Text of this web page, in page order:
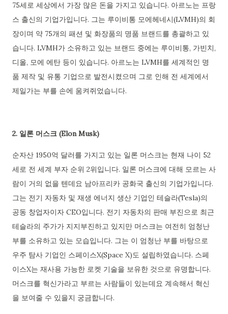
75세로 세상에서 가장 많은 돈을 가지고 있습니다. 아르노는 프랑
스 출신의 기업가입니다. 그는 루이비통 모에헤네시(LVMH)의 회
장이며 약 75개의 패션 및 화장품의 명품 브랜드를 총괄하고 있
습니다. LVMH가 소유하고 있는 브랜드 중에는 루이비통, 가빈치,
디올, 모에 에탄 등이 있습니다. 아르노는 LVMH를 세계적인 명
품 제작 및 유통 기업으로 발전시켰으며 그로 인해 전 세계에서
제일가는 부를 손에 움켜쥐었습니다.
2. 일론 머스크 (Elon Musk)
순자산 1950억 달러를 가지고 있는 일론 머스크는 현재 나이 52
세로 전 세계 부자 순위 2위입니다. 일론 머스크에 대해 모르는 사
람이 거의 없을 텐데요 남아프리카 공화국 출신의 기업가입니다.
그는 전기 자동차 및 재생 에너지 생산 기업인 테슬라(Tesla)의
공동 창업자이자 CEO입니다. 전기 자동차의 판매 부진으로 최근
테슬라의 주가가 지지부진하고 있지만 머스크는 여전히 엄청난
부를 소유하고 있는 모습입니다. 그는 이 엄청난 부를 바탕으로
우주 탐사 기업인 스페이스X(Space X)도 설립하였습니다. 스페
이스X는 재사용 가능한 로켓 기술을 보유한 것으로 유명합니다.
머스크를 혁신가라고 부르는 사람들이 있는데요 계속해서 혁신
을 보여줄 수 있을지 궁금합니다.